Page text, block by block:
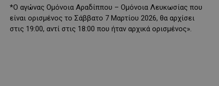
*Ο αγώνας Ομόνοια Αραδίππου – Ομόνοια Λευκωσίας που
είναι ορισμένος το Σάββατο 7 Μαρτίου 2026, θα αρχίσει
στις 19:00, αντί στις 18:00 που ήταν αρχικά ορισμένος».